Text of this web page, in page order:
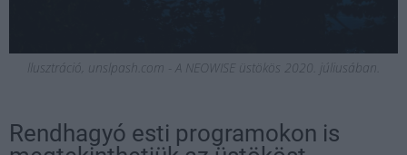
llusztráció, unslpash.com - A NEOWISE üstökös 2020. júliusában.
Rendhagyó esti programokon is